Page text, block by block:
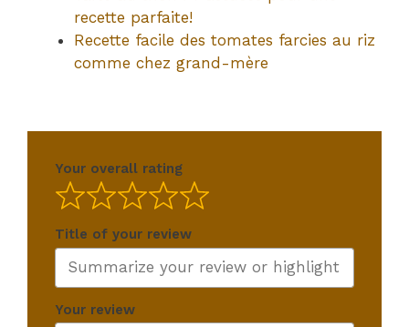
recette parfaite!
Recette facile des tomates farcies au riz
comme chez grand-mère
Your overall rating
Title of your review
Your review